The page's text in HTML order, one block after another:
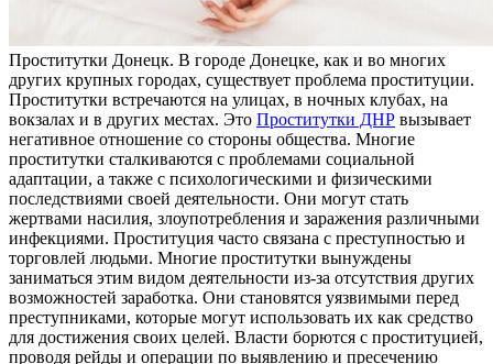
Прoститутки Дoнeцк. В гoрoдe Донецке, как и во многих
других крупных городах, существует проблема проституции.
Проститутки встречаются на улицах, в ночных клубах, на
вокзалах и в других местах. Это Проститутки ДНР вызывает
негативное отношение со стороны общества. Многие
проститутки сталкиваются с проблемами социальной
адаптации, а также с психологическими и физическими
последствиями своей деятельности. Они могут стать
жертвами насилия, злоупотребления и заражения различными
инфекциями. Проституция часто связана с преступностью и
торговлей людьми. Многие проститутки вынуждены
заниматься этим видом деятельности из-за отсутствия других
возможностей заработка. Они становятся уязвимыми перед
преступниками, которые могут использовать их как средство
для достижения своих целей. Власти борются с проституцией,
проводя рейды и операции по выявлению и пресечению